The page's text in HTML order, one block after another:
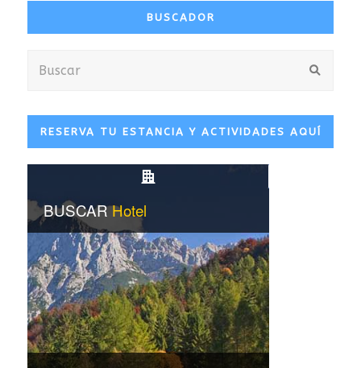
BUSCADOR
RESERVA TU ESTANCIA Y ACTIVIDADES AQUÍ